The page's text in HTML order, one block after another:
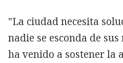
"La ciudad necesita
nadie se esconda de
ha venido a sostener la